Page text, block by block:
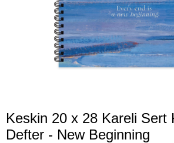
Keskin 20 x 28 Kareli Sert
Defter - New Beginning